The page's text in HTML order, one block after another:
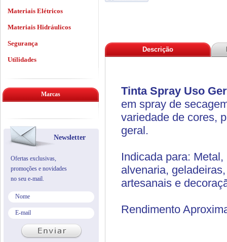
Descrição
Tinta Spray Uso
em spray de
variedade de cores,
geral.
Indicada para:
alvenaria,
artesanais e
Rendimento
Materiais Elétricos
Materiais Hidráulicos
Segurança
Utilidades
Marcas
Newsletter
Ofertas exclusivas,
promoções e novidades
no seu e-mail.